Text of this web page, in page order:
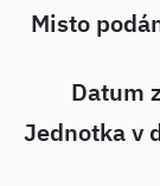
Misto
Datum
Jednotka v